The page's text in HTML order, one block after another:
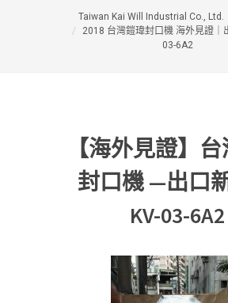
Taiwan Kai Will Industrial Co., Ltd.
2018 台灣鎧瑋封口機 海外見證｜
03-6A2
【海外見證】
封口機 —出口
KV-03-6A2